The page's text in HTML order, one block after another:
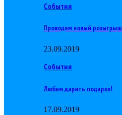
События
Проводим новый розыгрыш
23.09.2019
События
Любим дарить подарки!
17.09.2019